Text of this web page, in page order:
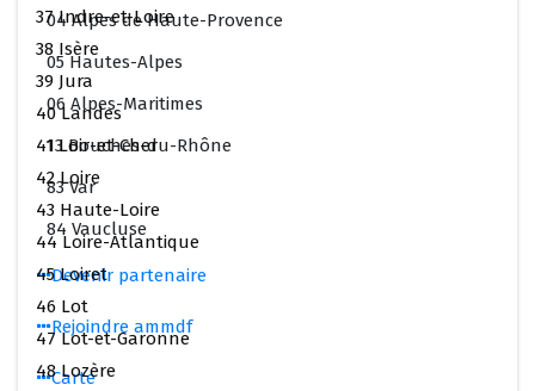
04 Alpes de Haute-Provence
05 Hautes-Alpes
06 Alpes-Maritimes
13 Bouches-du-Rhône
83 Var
84 Vaucluse
Devenir partenaire
Rejoindre ammdf
Carte
37 Indre-et-Loire
38 Isère
39 Jura
40 Landes
41 Loir-et-Cher
42 Loire
43 Haute-Loire
44 Loire-Atlantique
45 Loiret
46 Lot
47 Lot-et-Garonne
48 Lozère